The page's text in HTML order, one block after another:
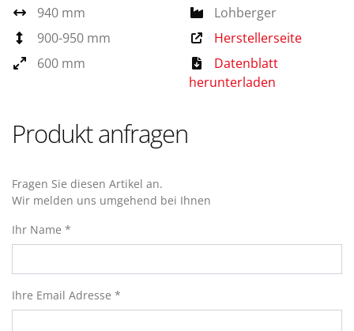
940 mm
900-950 mm
600 mm
Lohberger
Herstellerseite
Datenblatt
herunterladen
Produkt anfragen
Fragen Sie diesen Artikel an.
Wir melden uns umgehend bei Ihnen
Ihr Name *
Ihre Email Adresse *